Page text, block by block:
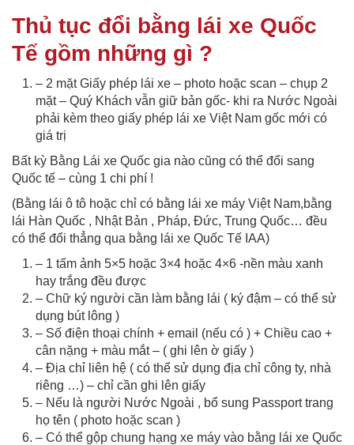
Thủ tục đổi bằng lái xe Quốc
Tế gồm những gì ?
– 2 mặt Giấy phép lái xe – photo hoặc scan – chụp 2
mặt – Quý Khách vẫn giữ bản gốc- khi ra Nước Ngoài
phải kèm theo giấy phép lái xe Việt Nam gốc mới có
giá trị
Bất kỳ Bằng Lái xe Quốc gia nào cũng có thể đổi sang
Quốc tế – cùng 1 chi phí !
(Bằng lái ô tô hoặc chỉ có bằng lái xe máy Việt Nam,bằng
lái Hàn Quốc , Nhật Bản , Pháp, Đức, Trung Quốc… đều
có thể đổi thẳng qua bằng lái xe Quốc Tế IAA)
– 1 tấm ảnh 5×5 hoặc 3×4 hoặc 4×6 -nền màu xanh
hay trắng đều được
– Chữ ký người cần làm bằng lái ( ký đậm – có thể sử
dụng bút lông )
– Số điện thoại chính + email (nếu có ) + Chiều cao +
cân nặng + màu mắt – ( ghi lên ờ giấy )
– Địa chỉ liên hệ ( có thể sử dụng địa chỉ công ty, nhà
riêng …) – chỉ cần ghi lên giấy
– Nếu là người Nước Ngoài , bổ sung Passport trang
họ tên ( photo hoặc scan )
– Có thể gộp chung hạng xe máy vào bằng lái xe Quốc